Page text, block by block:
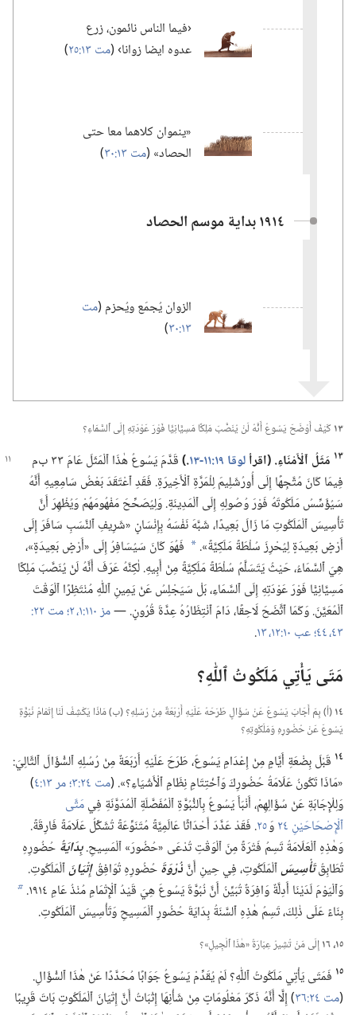
‏‹فيما الناس نائمون،‏ زرع
عدوه ايضا زوانا› (‏مت ١٣:‏٢٥ ‏)‏
‏«ينموان كلاهما معا حتى
الحصاد» (‏مت ١٣:‏٣٠ ‏)‏
١٩١٤ بداية موسم الحصاد
الزوان يُجمَع ويُحزم (‏مت
١٣:‏٣٠
‏)‏
١٣كَيْفَ أَوْضَحَ يَسُوعُ أَنَّهُ لَنْ يُنَصَّبَ مَلِكًا مَسِيَّانِيًّا فَوْرَ عَوْدَتِهِ إِلَى ٱلسَّمَاءِ؟‏
١٣ مَثَلُ ٱلْأَمْنَاءِ.‏ (‏اقرألوقا ١٩:‏​١١-‏١٣ ‏.‏)‏
قَدَّمَ يَسُوعُ هٰذَا ٱلْمَثَلَ عَامَ ٣٣ ب‌م
فِيمَا كَانَ مُتَّجِهًا إِلَى أُورُشَلِيمَ لِلْمَرَّةِ ٱلْأَخِيرَةِ.‏ فَقَدِ ٱعْتَقَدَ بَعْضُ سَامِعِيهِ أَنَّهُ
سَيُؤَسِّسُ مَلَكُوتَهُ فَوْرَ وُصُولِهِ إِلَى ٱلْمَدِينَةِ.‏ وَلِيُصَحِّحَ مَفْهُومَهُمْ وَيُظْهِرَ أَنَّ
تَأْسِيسَ ٱلْمَلَكُوتِ مَا زَالَ بَعِيدًا،‏ شَبَّهَ نَفْسَهُ بِإِنْسَانٍ «شَرِيفِ ٱلنَّسَبِ سَافَرَ إِلَى
أَرْضٍ بَعِيدَةٍ لِيُحْرِزَ سُلْطَةً مَلَكِيَّةً».‏ a فَهُوَ كَانَ سَيُسَافِرُ إِلَى «أَرْضٍ بَعِيدَةٍ»،‏
هِيَ ٱلسَّمَاءُ،‏ حَيْثُ يَتَسَلَّمُ سُلْطَةً مَلَكِيَّةً مِنْ أَبِيهِ.‏ لٰكِنَّهُ عَرَفَ أَنَّهُ لَنْ يُنَصَّبَ مَلِكًا
مَسِيَّانِيًّا فَوْرَ عَوْدَتِهِ إِلَى ٱلسَّمَاءِ،‏ بَلْ سَيَجْلِسُ عَنْ يَمِينِ ٱللّٰهِ مُنْتَظِرًا ٱلْوَقْتَ
ٱلْمُعَيَّنَ.‏ وَكَمَا ٱتَّضَحَ لَاحِقًا،‏ دَامَ ٱنْتِظَارُهُ عِدَّةَ قُرُونٍ.‏ —‏مز ١١٠:‏​١،‏ ٢؛‏
٤٣،‏ ٤٤؛‏
عب ١٠:‏​١٢،‏ ١٣ ‏.‏
مَتَى يَأْتِي مَلَكُوتُ ٱللّٰهِ؟‏
١٤(‏أ)‏ بِمَ أَجَابَ يَسُوعُ عَنْ سُؤَالٍ طَرَحَهُ عَلَيْهِ أَرْبَعَةٌ مِنْ رُسُلِهِ؟‏ (‏ب)‏ مَاذَا يَكْشِفُ لَنَا إِتْمَامُ نُبُوَّةِ
يَسُوعَ عَنْ حُضُورِهِ وَمَلَكُوتِهِ؟‏
١٤ قَبْلَ بِضْعَةِ أَيَّامٍ مِنْ إِعْدَامِ يَسُوعَ،‏ طَرَحَ عَلَيْهِ أَرْبَعَةٌ مِنْ رُسُلِهِ ٱلسُّؤَالَ ٱلتَّالِيَ:‏
«مَاذَا تَكُونُ عَلَامَةُ حُضُورِكَ وَٱخْتِتَامِ نِظَامِ ٱلْأَشْيَاءِ؟‏».‏ (‏مت ٢٤:‏٣؛‏ مر ١٣:‏٤
‏)‏
وَلِلْإِجَابَةِ عَنْ سُؤَالِهِمْ،‏ أَنْبَأَ يَسُوعُ بِٱلنُّبُوَّةِ ٱلْمُفَصَّلَةِ ٱلْمُدَوَّنَةِ فِيمَتَّى
ٱلْإِصْحَاحَيْنِ ٢٤
وَ ‏.‏ فَقَدْ عَدَّدَ أَحْدَاثًا عَالَمِيَّةً مُتَنَوِّعَةً تُشَكِّلُ عَلَامَةً فَارِقَةً.‏
وَهٰذِهِ ٱلْعَلَامَةُ تَسِمُ فَتْرَةً مِنَ ٱلْوَقْتِ تُدْعَى «حُضُورَ» ٱلْمَسِيحِ.‏بِدَايَةُ حُضُورِهِ
تُطَابِقُتَأْسِيسَٱلْمَلَكُوتِ،‏ فِي حِينِ أَنَّذُرْوَةَحُضُورِهِ تُوَافِقُإِتْيَانَٱلْمَلَكُوتِ.‏
وَٱلْيَوْمَ لَدَيْنَا أَدِلَّةٌ وَافِرَةٌ تُبَيِّنُ أَنَّ نُبُوَّةَ يَسُوعَ هِيَ قَيْدُ ٱلْإِتْمَامِ مُنْذُ عَامِ ١٩١٤.‏
b
بِنَاءً عَلَى ذٰلِكَ،‏ تَسِمُ هٰذِهِ ٱلسَّنَةُ بِدَايَةَ حُضُورِ ٱلْمَسِيحِ وَتَأْسِيسَ ٱلْمَلَكُوتِ.‏
١٥،‏ ١٦
إِلَى مَنْ تُشِيرُ عِبَارَةُ «هٰذَا ٱلْجِيلِ»؟‏
١٥ فَمَتَى يَأْتِي مَلَكُوتُ ٱللّٰهِ؟‏ لَمْ يُقَدِّمْ يَسُوعُ جَوَابًا مُحَدَّدًا عَنْ هٰذَا ٱلسُّؤَالِ.‏
(‏مت ٢٤:‏٣٦
‏)‏ إِلَّا أَنَّهُ ذَكَرَ مَعْلُومَاتٍ مِنْ شَأْنِهَا إِثْبَاتُ أَنَّ إِتْيَانَ ٱلْمَلَكُوتِ بَاتَ قَرِيبًا